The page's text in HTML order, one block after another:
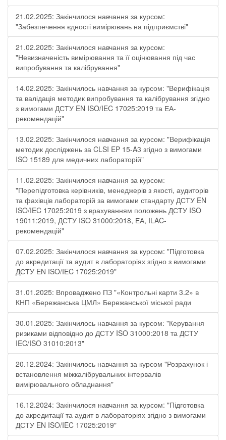
21.02.2025: Закінчилося навчання за курсом:
"Забезпечення єдності вимірювань на підприємстві"
21.02.2025: Закінчилося навчання за курсом:
"Невизначеність вимірювання та її оцінювання під час
випробування та калібрування"
14.02.2025: Закінчилось навчання за курсом: "Верифікація
та валідація методик випробування та калібрування згідно
з вимогами ДСТУ EN ISO/IEC 17025:2019 та ЕА-
рекомендацій"
13.02.2025: Закінчилося навчання за курсом: "Верифікація
методик досліджень за CLSI EP 15-A3 згідно з вимогами
ISO 15189 для медичних лабораторій"
11.02.2025: Закінчилося навчання за курсом:
"Перепідготовка керівників, менеджерів з якості, аудиторів
та фахівців лабораторій за вимогами стандарту ДСТУ EN
ISO/IEC 17025:2019 з врахуванням положень ДСТУ ISO
19011:2019, ДСТУ ISO 31000:2018, ЕА, ILAC-
рекомендацій"
07.02.2025: Закінчилося навчання за курсом: "Підготовка
до акредитації та аудит в лабораторіях згідно з вимогами
ДСТУ EN ISO/IEC 17025:2019"
31.01.2025: Впроваджено ПЗ "«Контрольні карти 3.2» в
КНП «Бережанська ЦМЛ» Бережанської міської ради
30.01.2025: Закінчилось навчання за курсом: "Керування
ризиками відповідно до ДСТУ ISO 31000:2018 та ДСТУ
IEC/ISO 31010:2013"
20.12.2024: Закінчилось навчання за курсом "Розрахунок і
встановлення міжкалібрувальних інтервалів
вимірювального обладнання"
16.12.2024: Закінчилося навчання за курсом: "Підготовка
до акредитації та аудит в лабораторіях згідно з вимогами
ДСТУ EN ISO/IEC 17025:2019"